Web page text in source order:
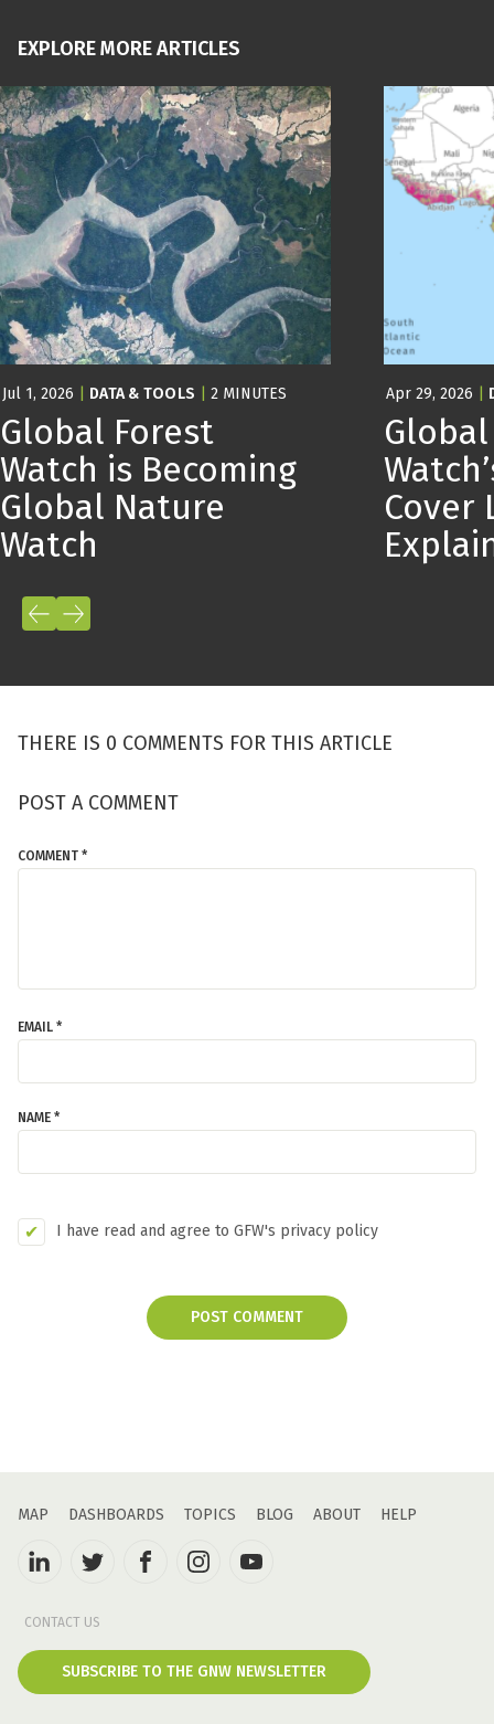
EXPLORE MORE ARTICLES
Jul 1, 2026 DATA & TOOLS 2 MINUTES
Global Forest
Watch is Becoming
Global Nature
Watch
Apr 29, 2026
Cover
THERE IS 0 COMMENTS FOR THIS ARTICLE
POST A COMMENT
COMMENT *
EMAIL *
NAME *
I have read and agree to GFW's privacy policy
POST COMMENT
MAP DASHBOARDS TOPICS BLOG ABOUT HELP
CONTACT US
SUBSCRIBE TO THE GNW NEWSLETTER